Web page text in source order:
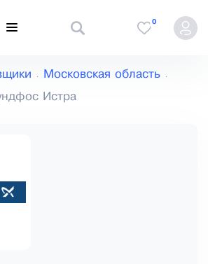
0
Московская область
Истра